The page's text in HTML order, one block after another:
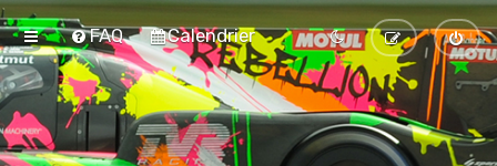
FAQ Calendrier